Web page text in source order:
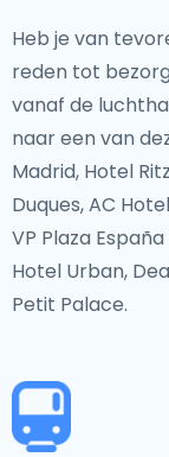
Heb je van
reden tot
vanaf de
naar een van
Madrid, Hotel
Duques, AC
VP Plaza
Hotel Urban,
Petit Palace.